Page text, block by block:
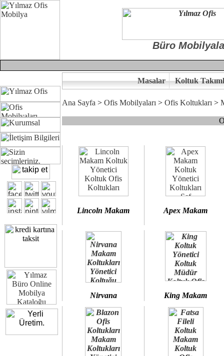
Büro
Ofisinizin dekorasyonunda ergonomi ve kaliteye önem
Çünkü sitemizde bulunan seçkin bürosit, goldsit ve modern
Size yakışan ofis koltuk tasarımına gelin birlikte karar verelim.
Kalite ve ergonomiyi arıyanların tercihi...Yılmaz Büro Mobilya
Masalar Koltuk
Ana Sayfa > Ofis Mobilyaları > Ofis Koltukları >
Lincoln Makam Apex Makam
Nirvana King Makam